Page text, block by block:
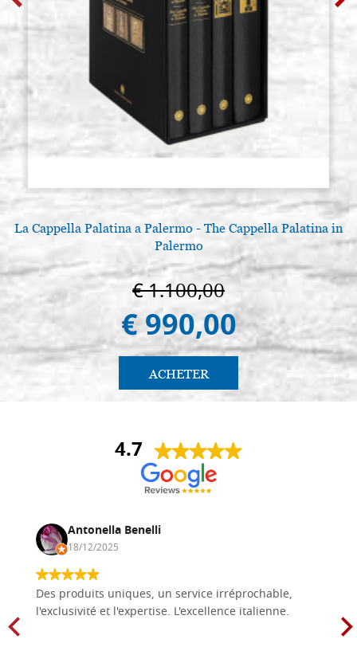
La Cappella Palatina a Palermo - The Cappella Palatina in
Palermo
€ 1.100,00
€ 990,00
ACHETER
4.7
Antonella Benelli
18/12/2025
Des produits uniques, un service irréprochable,
l'exclusivité et l'expertise. L'excellence italienne.